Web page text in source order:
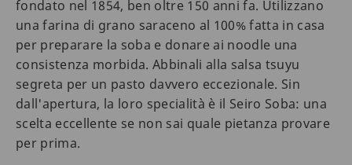
fondato nel 1854, ben oltre 150 anni fa. Utilizzano
una farina di grano saraceno al 100% fatta in casa
per preparare la soba e donare ai noodle una
consistenza morbida. Abbinali alla salsa tsuyu
segreta per un pasto davvero eccezionale. Sin
dall'apertura, la loro specialità è il Seiro Soba: una
scelta eccellente se non sai quale pietanza provare
per prima.